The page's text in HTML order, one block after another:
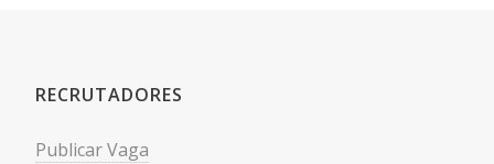
RECRUTADORES
Publicar Vaga